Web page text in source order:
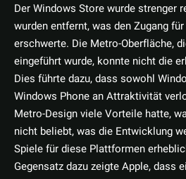
Der Windows Store wurde strenger
wurden entfernt, was den Zugang
erschwerte. Die Metro-Oberfläche,
eingeführt wurde, konnte nicht die
Dies führte dazu, dass sowohl
Windows Phone an Attraktivität
Metro-Design viele Vorteile hatte,
nicht beliebt, was die Entwicklung
Spiele für diese Plattformen
Gegensatz dazu zeigte Apple, dass